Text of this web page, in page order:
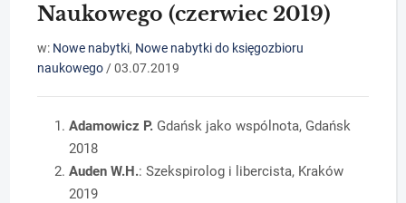
Naukowego (czerwiec 2019)
w: Nowe nabytki, Nowe nabytki do księgozbioru
naukowego /03.07.2019
Adamowicz P. Gdańsk jako wspólnota, Gdańsk
2018
Auden W.H.: Szekspirolog i libercista, Kraków
2019